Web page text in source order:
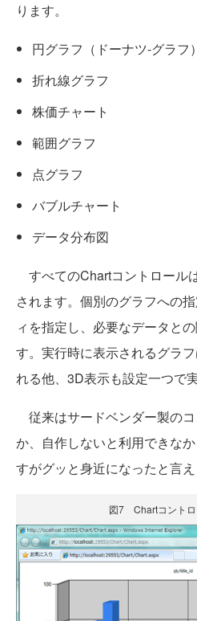
ります。
円グラフ（ドーナツ-グラフ）
折れ線グラフ
株価チャート
範囲グラフ
点グラフ
バブルチャート
データ分布図
すべてのChartコントロール
されます。個別のグラフへの
ィを指定し、必要なデータと
す。実行時に表示されるグラ
れる他、3D表示も設定一つで
従来はサードベンダー製の
か、自作しないと利用できな
すがグッと身近になったと言え
図7 Chartコントロ